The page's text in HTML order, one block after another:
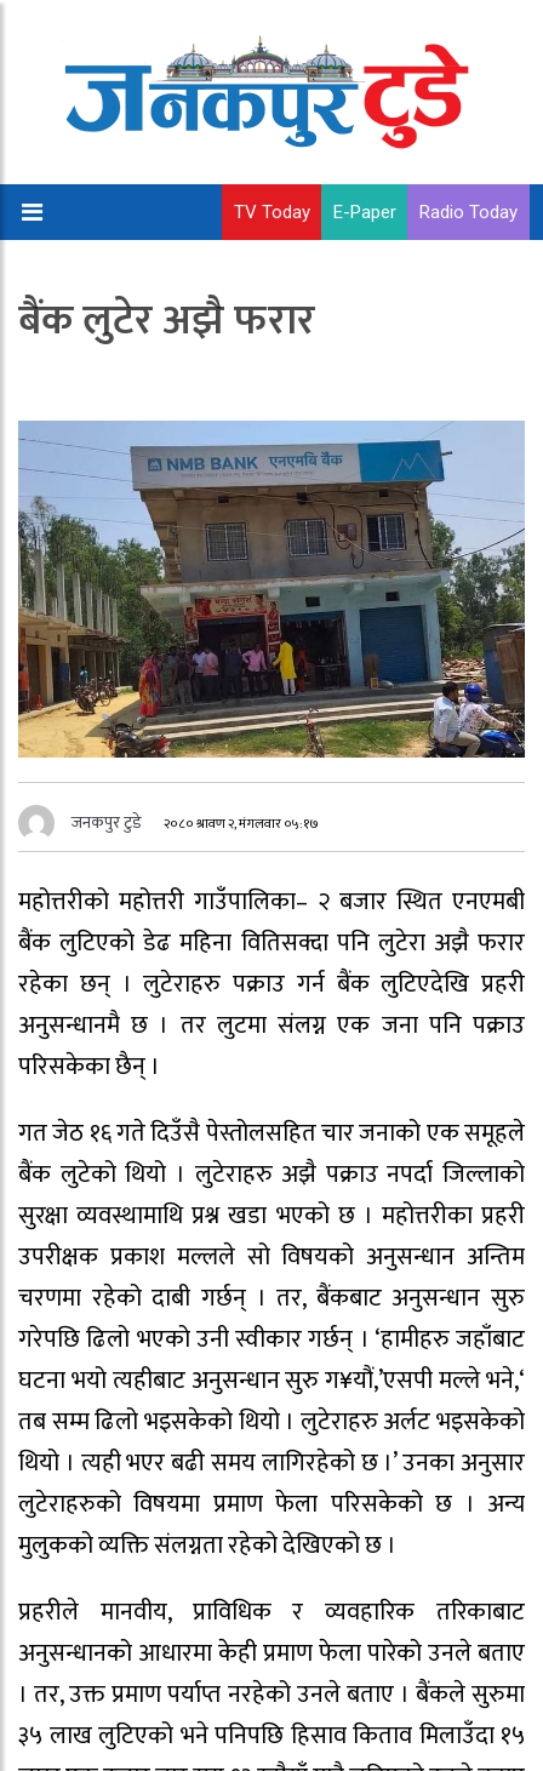
TV Today E-Paper Radio Today
बैंक लुटेर अझै फरार
जनकपुर टुडे २०८० श्रावण २, मंगलवार ०५:१७
महोत्तरीको महोत्तरी गाउँपालिका– २ बजार स्थित एनएमबी
बैंक लुटिएको डेढ महिना वितिसक्दा पनि लुटेरा अझै फरार
रहेका छन् । लुटेराहरु पक्राउ गर्न बैंक लुटिएदेखि प्रहरी
अनुसन्धानमै छ । तर लुटमा संलग्न एक जना पनि पक्राउ
परिसकेका छैन् ।
गत जेठ १६ गते दिउँसै पेस्तोलसहित चार जनाको एक समूहले
बैंक लुटेको थियो । लुटेराहरु अझै पक्राउ नपर्दा जिल्लाको
सुरक्षा व्यवस्थामाथि प्रश्न खडा भएको छ । महोत्तरीका प्रहरी
उपरीक्षक प्रकाश मल्लले सो विषयको अनुसन्धान अन्तिम
चरणमा रहेको दाबी गर्छन् । तर, बैंकबाट अनुसन्धान सुरु
गरेपछि ढिलो भएको उनी स्वीकार गर्छन् । ‘हामीहरु जहाँबाट
घटना भयो त्यहीबाट अनुसन्धान सुरु ग¥यौं,’एसपी मल्ले भने,‘
तब सम्म ढिलो भइसकेको थियो । लुटेराहरु अर्लट भइसकेको
थियो । त्यही भएर बढी समय लागिरहेको छ ।’ उनका अनुसार
लुटेराहरुको विषयमा प्रमाण फेला परिसकेको छ । अन्य
मुलुकको व्यक्ति संलग्नता रहेको देखिएको छ ।
प्रहरीले मानवीय, प्राविधिक र व्यवहारिक तरिकाबाट
अनुसन्धानको आधारमा केही प्रमाण फेला पारेको उनले बताए
। तर, उक्त प्रमाण पर्याप्त नरहेको उनले बताए । बैंकले सुरुमा
३५ लाख लुटिएको भने पनिपछि हिसाव किताव मिलाउँदा १५